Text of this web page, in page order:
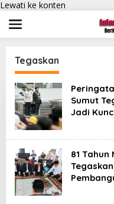
Lewati ke konten
Tegaskan
Sumut
Jadi
81